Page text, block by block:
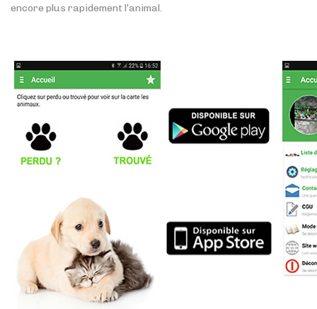
encore plus rapidement l’animal.